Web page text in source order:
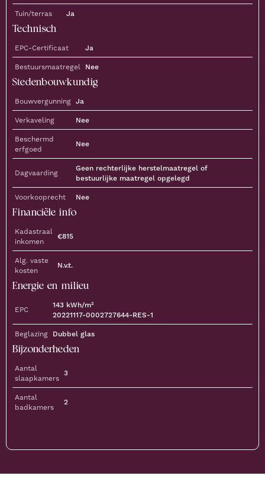
Tuin/terras Ja
Technisch
EPC-Certificaat Ja
Bestuursmaatregel Nee
Stedenbouwkundig
Bouwvergunning Ja
Verkaveling Nee
Beschermd
erfgoed
Nee
Dagvaarding
Geen rechterlijke herstelmaatregel of
bestuurlijke maatregel opgelegd
Voorkooprecht Nee
Financiële info
Kadastraal
inkomen
€815
Alg. vaste
kosten
N.v.t.
Energie en milieu
EPC 143 kWh/m²
20221117-0002727644-RES-1
Beglazing Dubbel glas
Bijzonderheden
Aantal
slaapkamers
3
Aantal
badkamers
2